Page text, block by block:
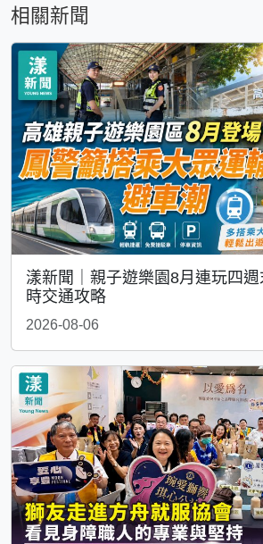
相關新聞
漾新聞｜親子遊樂園8月連玩四
時交通攻略
2026-08-06